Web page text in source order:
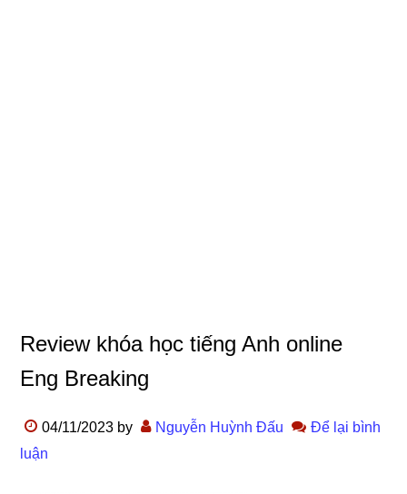
Review khóa học tiếng Anh online
Eng Breaking
04/11/2023 by Nguyễn Huỳnh Đấu
Để lại bình
luận